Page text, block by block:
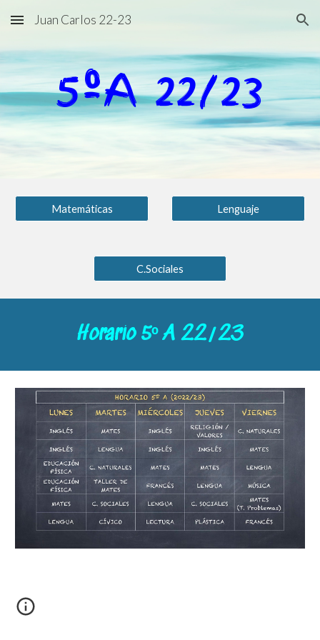
Skip to main content Skip to navigation
Juan Carlos 22-23
5ºA 22/23
Matemáticas Lenguaje
C.Sociales
Horario 5º A 22/23